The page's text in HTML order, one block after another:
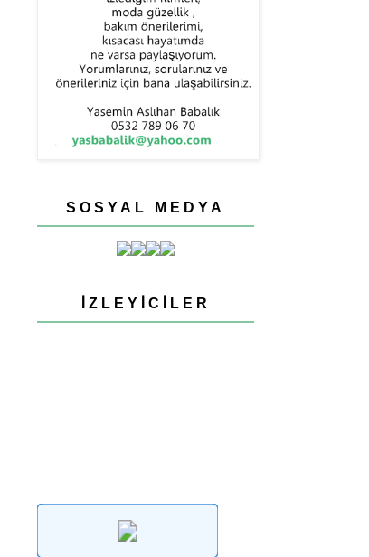
SOSYAL MEDYA
İZLEYICILER